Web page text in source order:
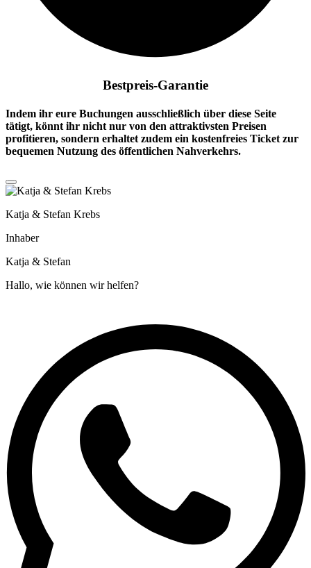
Bestpreis-Garantie
Indem ihr eure Buchungen ausschließlich über diese Seite
tätigt, könnt ihr nicht nur von den attraktivsten Preisen
profitieren, sondern erhaltet zudem ein kostenfreies Ticket zur
bequemen Nutzung des öffentlichen Nahverkehrs.
Katja & Stefan Krebs
Inhaber
Katja & Stefan
Hallo, wie können wir helfen?